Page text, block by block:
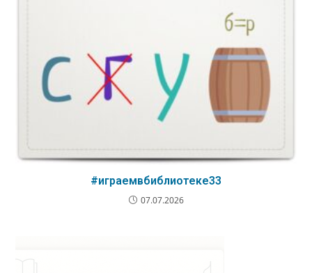
#играемвбиблиотеке33
07.07.2026